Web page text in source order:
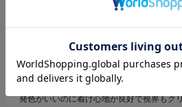
リアルな表現にこだわるあなたへ贈るハー
瞳に馴染ませることにこだわり、フチなし
3トーングラデーションでハーフ感アップ。
コスプレ用はもちろん、イベント、パーテ
舞台などにも。
発色がいいのに着け心地が良好で視界もク